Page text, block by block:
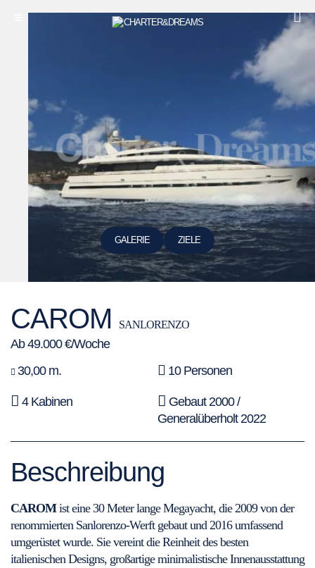
GALERIE ZIELE
CAROM SANLORENZO
Ab 49.000 €/Woche
30,00 m.
10 Personen
4 Kabinen
Gebaut 2000 /
Generalüberholt 2022
Beschreibung
CAROMist eine 30 Meter lange Megayacht, die 2009 von der
renommierten Sanlorenzo-Werft gebaut und 2016 umfassend
umgerüstet wurde. Sie vereint die Reinheit des besten
italienischen Designs, großartige minimalistische Innenausstattung